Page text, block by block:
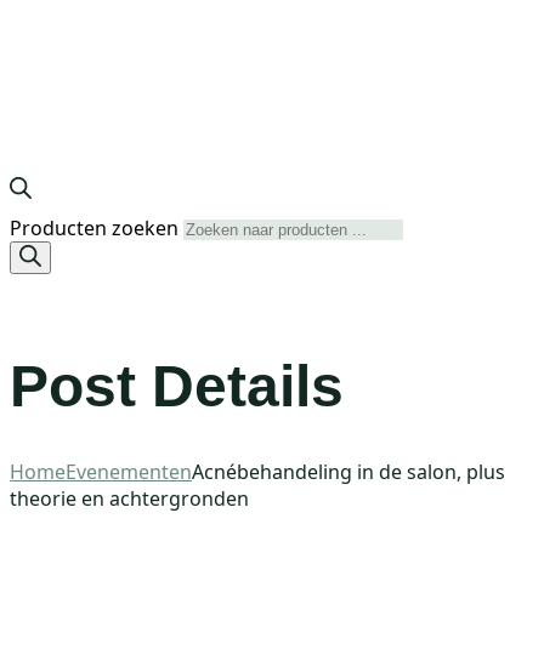
Producten zoeken
Post Details
HomeEvenementenAcnébehandeling in de salon, plus
theorie en achtergronden